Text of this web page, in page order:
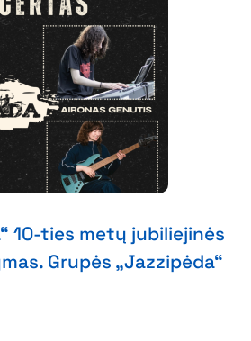
10-ties metų jubiliejinės
Grupės „Jazzipėda“